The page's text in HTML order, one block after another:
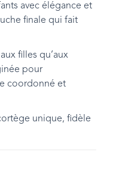
avec élégance et
finale qui fait
filles qu’aux
pour
coordonné et
unique, fidèle